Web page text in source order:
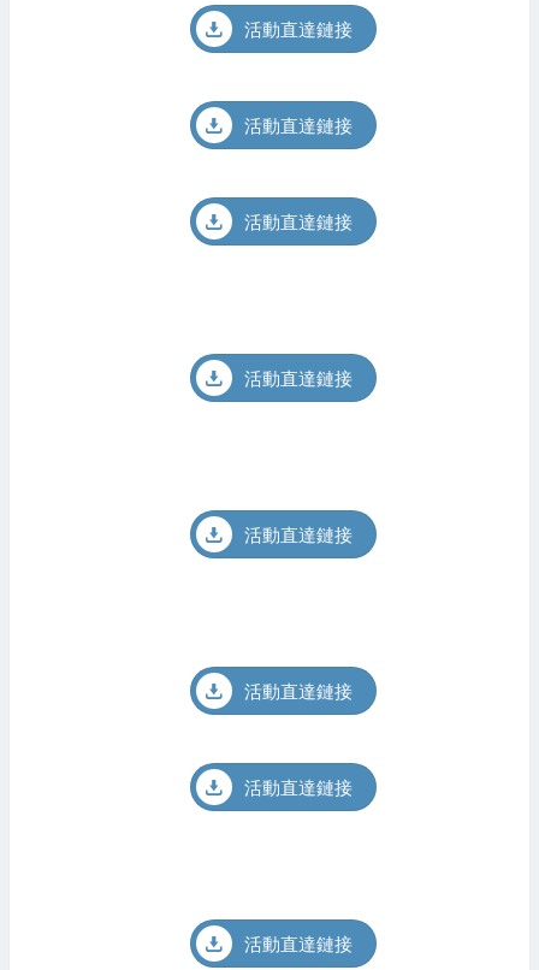
活動直達鏈接
活動直達鏈接
活動直達鏈接
活動直達鏈接
活動直達鏈接
活動直達鏈接
活動直達鏈接
活動直達鏈接